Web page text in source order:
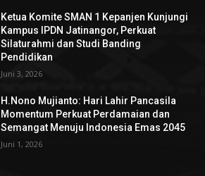
Ketua Komite SMAN 1 Kepanjen Kunjungi
Kampus IPDN Jatinangor, Perkuat
Silaturahmi dan Studi Banding
Pendidikan
Juni 3, 2026
H.Nono Mujianto: Hari Lahir Pancasila
Momentum Perkuat Perdamaian dan
Semangat Menuju Indonesia Emas 2045
Juni 1, 2026